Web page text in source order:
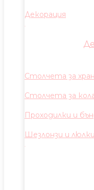
Декорация
Столчета за
Столчета за
Проходилки и
Шезлонзи и люлки